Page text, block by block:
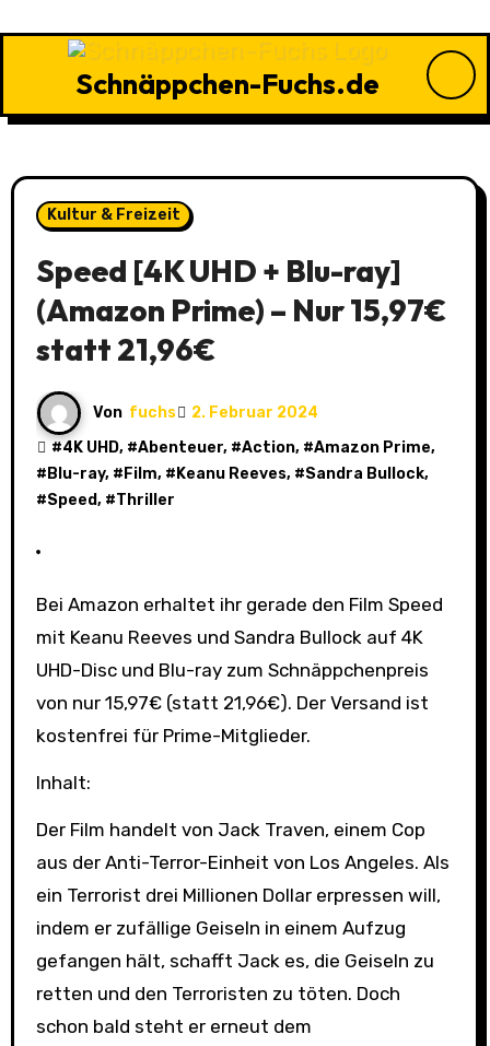
Schnäppchen-Fuchs.de
Kultur & Freizeit
Speed [4K UHD + Blu-ray]
(Amazon Prime) – Nur 15,97€
statt 21,96€
Von fuchs
2. Februar 2024
#4K UHD, #Abenteuer, #Action, #Amazon Prime,
# Blu-ray, # Film, # Keanu Reeves, #Sandra Bullock,
#Speed, #Thriller
Bei Amazon erhaltet ihr gerade den Film Speed
mit Keanu Reeves und Sandra Bullock auf 4K
UHD-Disc und Blu-ray zum Schnäppchenpreis
von nur 15,97€ (statt 21,96€). Der Versand ist
kostenfrei für Prime-Mitglieder.
Inhalt:
Der Film handelt von Jack Traven, einem Cop
aus der Anti-Terror-Einheit von Los Angeles. Als
ein Terrorist drei Millionen Dollar erpressen will,
indem er zufällige Geiseln in einem Aufzug
gefangen hält, schafft Jack es, die Geiseln zu
retten und den Terroristen zu töten. Doch
schon bald steht er erneut dem